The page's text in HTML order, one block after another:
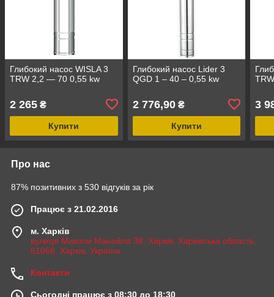
Глибокий насос WISLA 3
TRW 2,2 — 70 0,55 kw
2 265 ₴
Купити
Глибокий насос Lider 3
QGD 1 – 40 – 0,55 kw
2 776,90₴
Купити
3
Про нас
87% позитивних з 530 відгуків за рік
Працює з 21.02.2016
м. Харків
вулиця Миколи Манойла 38, Харків, Харківська область,
61068, Харків, Україна
Контакти
Сьогодні працює з 08:30 до 18:30